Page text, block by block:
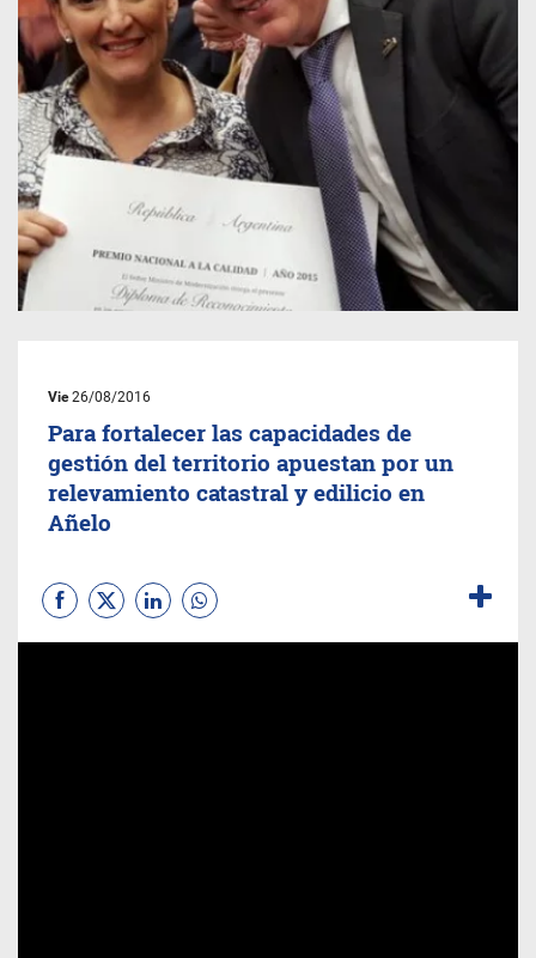
Vie26/08/2016
Para fortalecer las capacidades de
gestión del territorio apuestan por un
relevamiento catastral y edilicio en
Añelo